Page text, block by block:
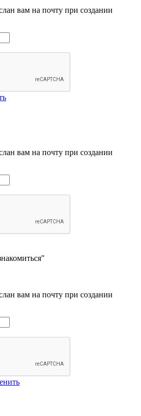
вам на почту при создании
вам на почту при создании
вам на почту при создании